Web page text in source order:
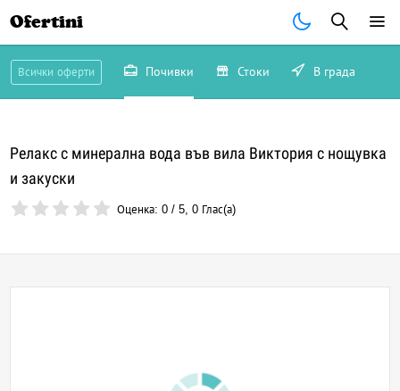
Ofertini
Всички оферти Почивки Стоки В града
Релакс с минерална вода във вила Виктория с нощувка
и закуски
Оценка:0 /5,0 Глас(а)